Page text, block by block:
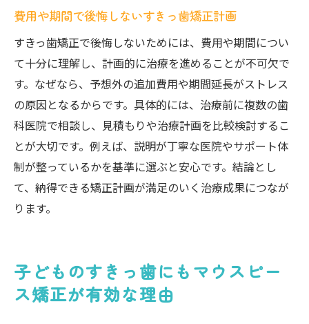
費用や期間で後悔しないすきっ歯矯正計画
すきっ歯矯正で後悔しないためには、費用や期間につい
て十分に理解し、計画的に治療を進めることが不可欠で
す。なぜなら、予想外の追加費用や期間延長がストレス
の原因となるからです。具体的には、治療前に複数の歯
科医院で相談し、見積もりや治療計画を比較検討するこ
とが大切です。例えば、説明が丁寧な医院やサポート体
制が整っているかを基準に選ぶと安心です。結論とし
て、納得できる矯正計画が満足のいく治療成果につなが
ります。
子どものすきっ歯にもマウスピー
ス矯正が有効な理由